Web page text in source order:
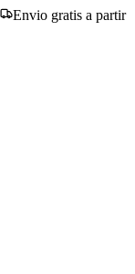
Envio gratis a partir